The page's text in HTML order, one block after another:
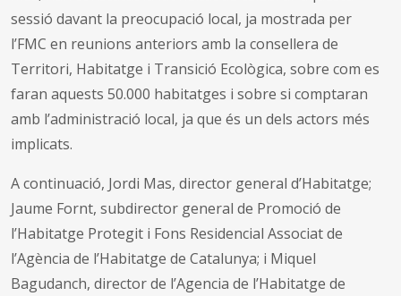
sessió davant la preocupació local, ja mostrada per
l’FMC en reunions anteriors amb la consellera de
Territori, Habitatge i Transició Ecològica, sobre com es
faran aquests 50.000 habitatges i sobre si comptaran
amb l’administració local, ja que és un dels actors més
implicats.
A continuació, Jordi Mas, director general d’Habitatge;
Jaume Fornt, subdirector general de Promoció de
l’Habitatge Protegit i Fons Residencial Associat de
l’Agència de l’Habitatge de Catalunya; i Miquel
Bagudanch, director de l’Agencia de l’Habitatge de